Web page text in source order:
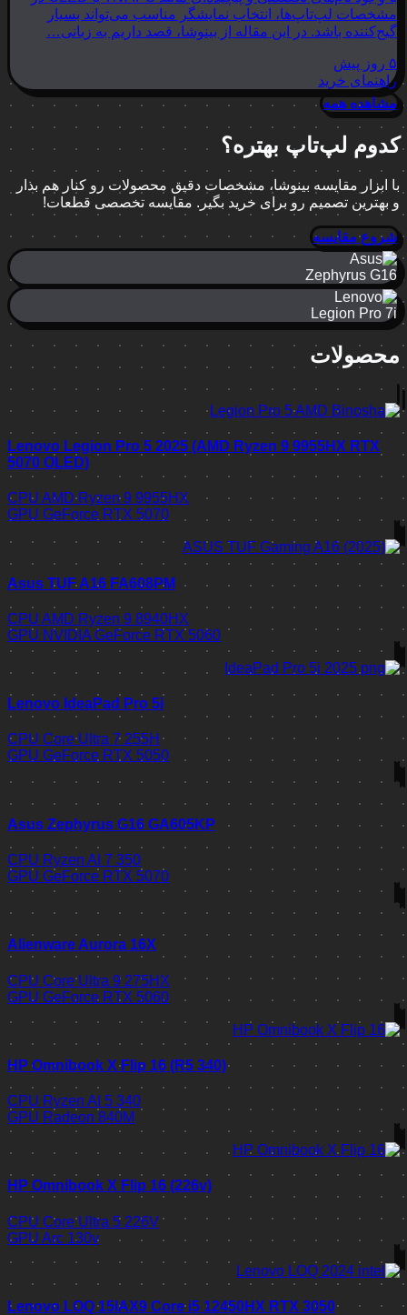
مشخصات لپ‌تاپ‌ها، انتخاب نمایشگر مناسب می‌تواند بسیار
گیج‌کننده باشد. در این مقاله از بینوشا، قصد داریم به زبانی…
۵ روز پیش
راهنمای خرید
مشاهده همه
کدوم لپ‌تاپ بهتره؟
با ابزار مقایسه بینوشا، مشخصات دقیق محصولات رو کنار هم بذار
و بهترین تصمیم رو برای خرید بگیر. مقایسه تخصصی قطعات!
شروع مقایسه
Zephyrus G16
Legion Pro 7i
محصولات
Lenovo Legion Pro 5 2025 (AMD Ryzen 9 9955HX RTX
5070 OLED)
CPU AMD Ryzen 9 9955HX
GPU GeForce RTX 5070
Asus TUF A16 FA608PM
CPU AMD Ryzen 9 8940HX
GPU NVIDIA GeForce RTX 5060
Lenovo IdeaPad Pro 5i
CPU Core Ultra 7 255H
GPU GeForce RTX 5050
Asus Zephyrus G16 GA605KP
CPU Ryzen AI 7 350
GPU GeForce RTX 5070
Alienware Aurora 16X
CPU Core Ultra 9 275HX
GPU GeForce RTX 5060
HP Omnibook X Flip 16 (R5 340)
CPU Ryzen AI 5 340
GPU Radeon 840M
HP Omnibook X Flip 16 (226v)
CPU Core Ultra 5 226V
GPU Arc 130v
Lenovo LOQ 15IAX9 Core i5 12450HX RTX 3050